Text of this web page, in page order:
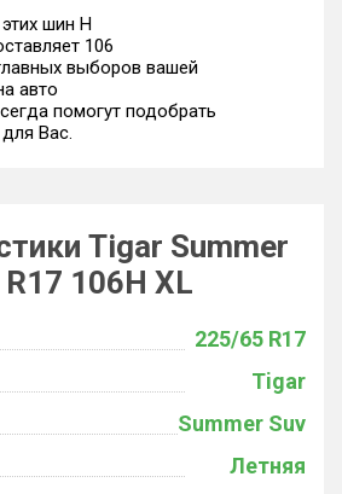
шин H
106
выборов вашей
авто
помогут подобрать
Вас.
Tigar Summer
106H XL
225/65 R17
Tigar
Summer Suv
Летняя